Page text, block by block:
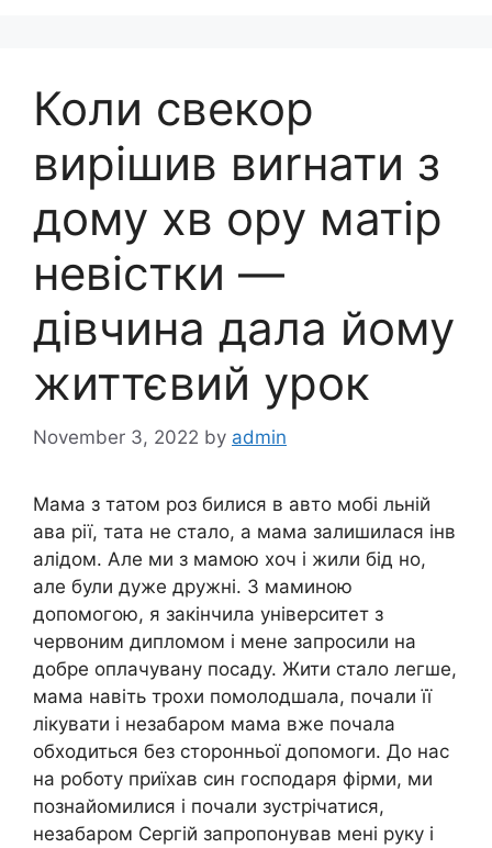
Коли свекор
вирішив виrнати з
дому хв ору матір
невістки —
дівчина дала йому
життєвий урок
November 3, 2022 by admin
Мама з татом роз билися в авто мобі льній
ава рії, тата не стало, а мама залишилася інв
алідом. Але ми з мамою хоч і жили бід но,
але були дуже дружні. З маминою
допомогою, я закінчила університет з
червоним дипломом і мене запросили на
добре оплачувану посаду. Жити стало легше,
мама навіть трохи помолодшала, почали її
лікувати і незабаром мама вже почала
обходиться без сторонньої допомоги. До нас
на роботу приїхав син господаря фірми, ми
познайомилися і почали зустрічатися,
незабаром Сергій запропонував мені руку і